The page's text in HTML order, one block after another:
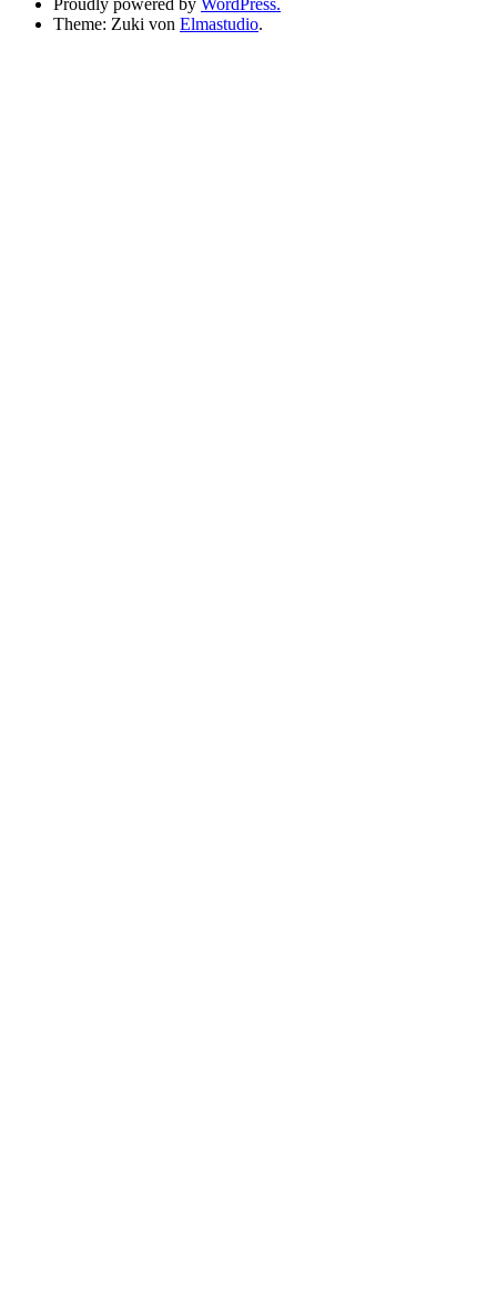
Proudly powered by WordPress.
Theme: Zuki von Elmastudio.